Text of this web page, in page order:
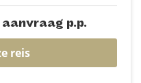
aanvraag p.p.
reis